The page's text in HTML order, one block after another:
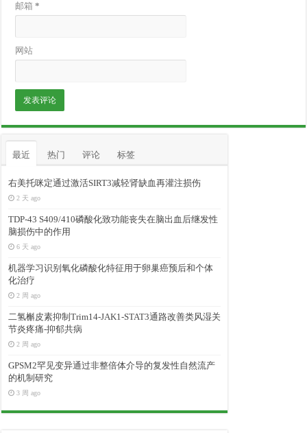
邮箱*
网站
最近 热门 评论 标签
右美托咪定通过激活SIRT3减轻肾缺血再灌注损伤
2 天 ago
TDP-43 S409/410磷酸化致功能丧失在脑出血后继发性
脑损伤中的作用
6 天 ago
机器学习识别氧化磷酸化特征用于卵巢癌预后和个体
化治疗
2 周 ago
二氢槲皮素抑制Trim14-JAK1-STAT3通路改善类风湿关
节炎疼痛-抑郁共病
2 周 ago
GPSM2罕见变异通过非整倍体介导的复发性自然流产
的机制研究
3 周 ago